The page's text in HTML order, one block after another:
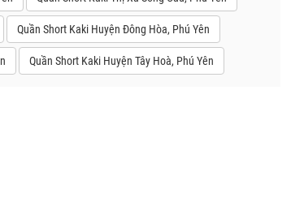
Quần Short Kaki Huyện Đông Hòa, Phú Yên
Quần Short Kaki Huyện Tây Hoà, Phú Yên